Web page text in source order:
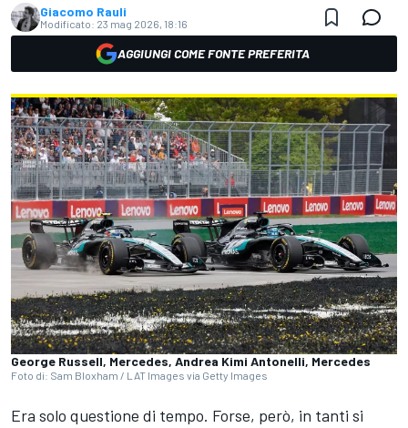
Giacomo Rauli
Modificato: 23 mag 2026, 18:16
AGGIUNGI COME FONTE PREFERITA
George Russell, Mercedes, Andrea Kimi Antonelli, Mercedes
Foto di: Sam Bloxham / LAT Images via Getty Images
Era solo questione di tempo. Forse, però, in tanti si